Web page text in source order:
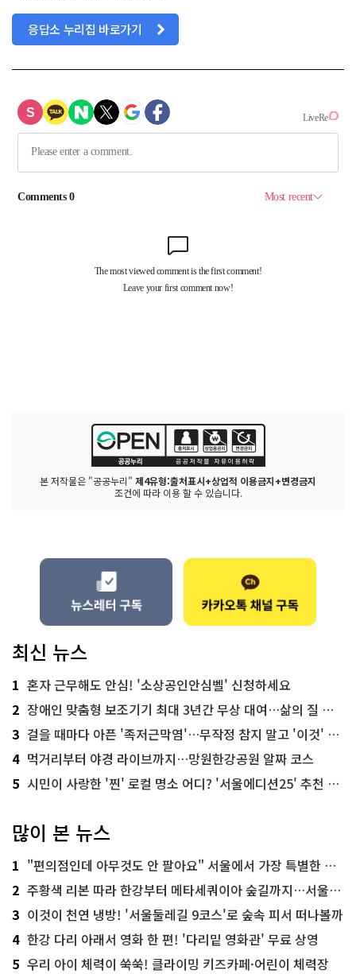
응답소 누리집 바로가기
본 저작물은 "공공누리" 제4유형:출처표시+상업적 이용금지+변경금지
조건에 따라 이용 할 수 있습니다.
최신 뉴스
1 혼자 근무해도 안심! '소상공인안심벨' 신청하세요
2 장애인 맞춤형 보조기기 최대 3년간 무상 대여…삶의 질 높인다
3 걸을 때마다 아픈 '족저근막염'…무작정 참지 말고 '이것' 해보세요!
4 먹거리부터 야경 라이브까지…망원한강공원 알짜 코스
5 시민이 사랑한 '찐' 로컬 명소 어디? '서울에디션25' 추천 코스
많이 본 뉴스
1 "편의점인데 아무것도 안 팔아요" 서울에서 가장 특별한 편의점의 정체
2 주황색 리본 따라 한강부터 메타세쿼이아 숲길까지…서울둘레길 15코스
3 이것이 천연 냉방! '서울둘레길 9코스'로 숲속 피서 떠나볼까
4 한강 다리 아래서 영화 한 편! '다리밑 영화관' 무료 상영
5 우리 아이 체력이 쑥쑥! 클라이밍 키즈카페·어린이 체력장